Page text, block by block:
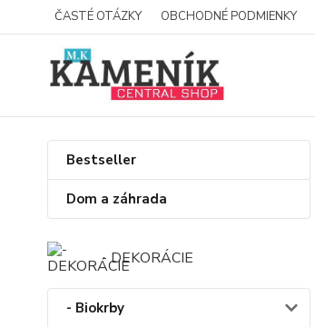
ČASTÉ OTÁZKY OBCHODNÉ PODMIENKY
Bestseller
Dom a záhrada
- DEKORÁCIE
- Biokrby